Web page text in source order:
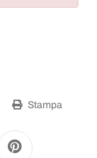
Stampa